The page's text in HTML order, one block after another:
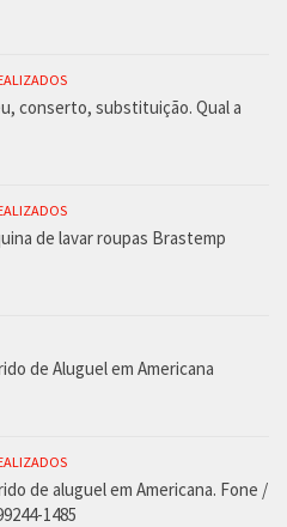
conserto, substituição. Qual a
de lavar roupas Brastemp
de Aluguel em Americana
de aluguel em Americana. Fone /
1485